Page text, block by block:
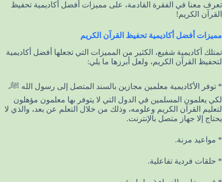
تعرف معنا في الفقرة القادمة، على مميزات أفضل أكاديمية تحفيظ
القرآن الكريم!
مميزات أفضل أكاديمية تحفيظ القرآن الكريم
تمتلك أكاديمية شفيع، الكثير من المميزات التي تجعلها أفضل أكاديمية
لتحفيظ القرآن الكريم، ولعل أبرزها ما يلي:
* توفر الأكاديمية معلمين مجازين بالسند المتصل إلى رسول الله ﷺ،
لكي يعلمون المسلمين في الدول التي لا يتوفر بها معلمون مؤهلون
لتعليم القرآن الكريم وعلومه، وذلك من خلال التعلم عن بعد، والذي لا
يحتاج إلا جهاز متصل بالإنترنت.
* مواعيد مرنة.
* حلقات فردية تفاعلية.